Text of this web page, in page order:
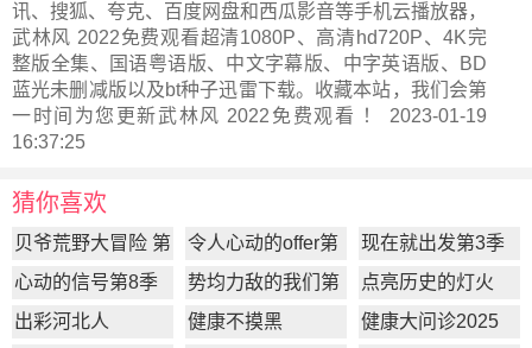
讯、搜狐、夸克、百度网盘和西瓜影音等手机云播放器，
武林风 2022免费观看超清1080P、高清hd720P、4K完
整版全集、国语粤语版、中文字幕版、中字英语版、BD
蓝光未删减版以及bt种子迅雷下载。收藏本站，我们会第
一时间为您更新武林风 2022 免费观看 ！ 2023-01-19
16:37:25
猜你喜欢
贝爷荒野大冒险 第
一季
令人心动的offer第
7季
现在就出发第3季
心动的信号第8季
势均力敌的我们第
2季
点亮历史的灯火
出彩河北人
健康不摸黑 健康大问诊2025